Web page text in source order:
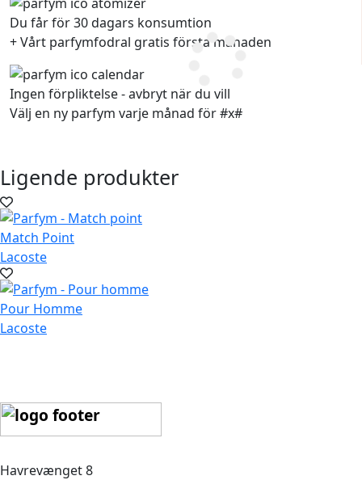
Du får för 30 dagars konsumtion
+ Vårt parfymfodral gratis första månaden
Ingen förpliktelse - avbryt när du vill
Välj en ny parfym varje månad för #x#
Ligende produkter
Match Point
Lacoste
Pour Homme
Lacoste
Havrevænget 8